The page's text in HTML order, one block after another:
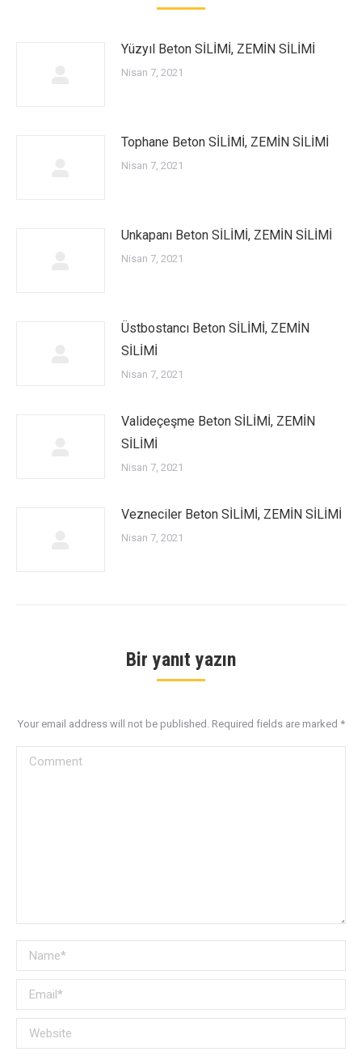
Yüzyıl Beton SİLİMİ, ZEMİN SİLİMİ
Nisan 7, 2021
Tophane Beton SİLİMİ, ZEMİN SİLİMİ
Nisan 7, 2021
Unkapanı Beton SİLİMİ, ZEMİN SİLİMİ
Nisan 7, 2021
Üstbostancı Beton SİLİMİ, ZEMİN
SİLİMİ
Nisan 7, 2021
Valideçeşme Beton SİLİMİ, ZEMİN
SİLİMİ
Nisan 7, 2021
Vezneciler Beton SİLİMİ, ZEMİN SİLİMİ
Nisan 7, 2021
Bir yanıt yazın
Your email address will not be published. Required fields are marked *
Comment
Name *
Email *
Website